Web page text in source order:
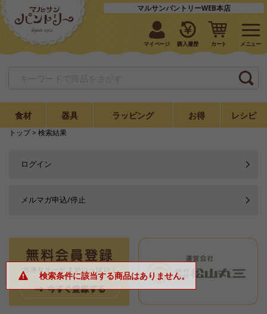
マルサンパントリーWEB本店
マイページ 購入履歴 カート
食材 器具 ラッピング お得 レシピ
トップ> 検索結果
検索条件に該当する商品はありません。
ログイン
メルマガ申込/停止